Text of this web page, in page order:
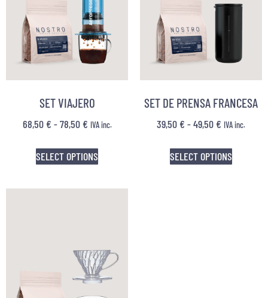
SET VIAJERO
68,50€ - 78,50€ IVA inc.
SELECT OPTIONS
SET DE PRENSA FRANCESA
39,50€ -49,50€ IVA inc.
SELECT OPTIONS